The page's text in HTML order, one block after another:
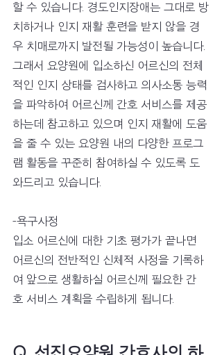
할 수 있습니다. 경도인지장애는 그대로 방
치하거나 인지 재활 훈련을 받지 않을 경
우 치매로까지 발전될 가능성이 높습니다.
그래서 요양원에 입소하신 어르신의 전체
적인 인지 상태를 검사하고 의사소통 능력
을 파악하여 어르신께 간호 서비스를 제공
하는데 참고하고 있으며 인지 재활에 도움
을 줄 수 있는 요양원 내의 다양한 프로그
램 활동을 꾸준히 참여하실 수 있도록 도
와드리고 있습니다.
-욕구사정
입소 어르신에 대한 기초 평가가 끝나면
어르신의 전반적인 신체적 사정을 기록하
여 앞으로 생활하실 어르신께 필요한 간
호 서비스 계획을 수립하게 됩니다.